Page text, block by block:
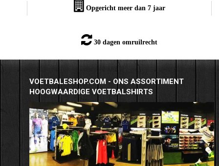
Opgericht meer dan 7 jaar
30 dagen omruilrecht
VOETBALESHOP.COM - ONS ASSORTIMENT
HOOGWAARDIGE VOETBALSHIRTS